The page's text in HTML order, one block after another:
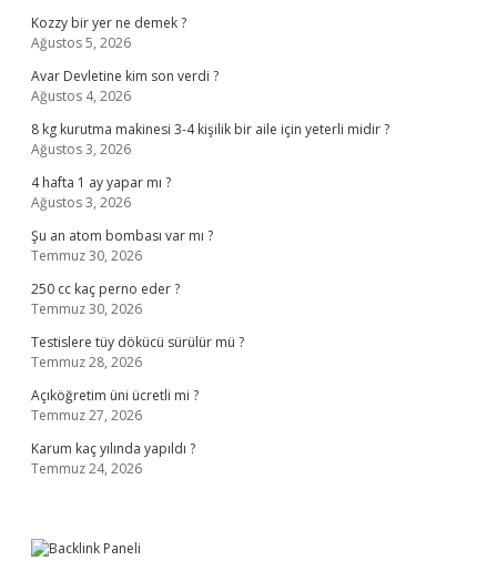
Kozzy bir yer ne demek ?
Ağustos 5, 2026
Avar Devletine kim son verdi ?
Ağustos 4, 2026
8 kg kurutma makinesi 3-4 kişilik bir aile için yeterli midir ?
Ağustos 3, 2026
4 hafta 1 ay yapar mı ?
Ağustos 3, 2026
Şu an atom bombası var mı ?
Temmuz 30, 2026
250 cc kaç perno eder ?
Temmuz 30, 2026
Testislere tüy dökücü sürülür mü ?
Temmuz 28, 2026
Açıköğretim üni ücretli mi ?
Temmuz 27, 2026
Karum kaç yılında yapıldı ?
Temmuz 24, 2026